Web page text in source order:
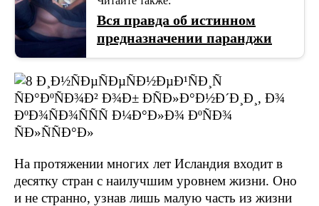
Вся правда об истинном
предназначении паранджи
На протяжении многих лет Исландия входит в
десятку стран с наилучшим уровнем жизни. Оно
и не странно, узнав лишь малую часть из жизни